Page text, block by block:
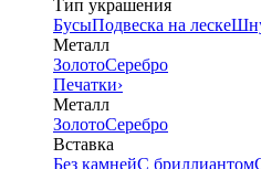
Тип украшения
БусыПодвеска на леске
Металл
ЗолотоСеребро
Печатки›
Металл
ЗолотоСеребро
Вставка
Без камнейС бриллиантом